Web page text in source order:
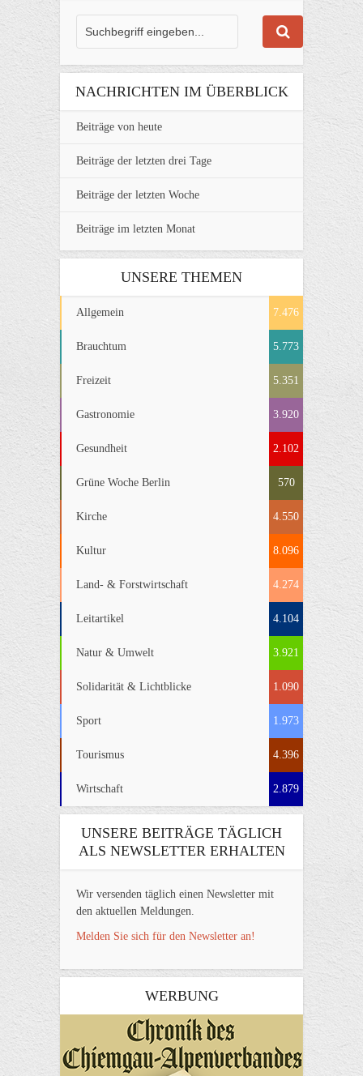
NACHRICHTEN IM ÜBERBLICK
Beiträge von heute
Beiträge der letzten drei Tage
Beiträge der letzten Woche
Beiträge im letzten Monat
UNSERE THEMEN
Allgemein 7.476
Brauchtum 5.773
Freizeit 5.351
Gastronomie 3.920
Gesundheit 2.102
Grüne Woche Berlin 570
Kirche 4.550
Kultur 8.096
Land- & Forstwirtschaft 4.274
Leitartikel 4.104
Natur & Umwelt 3.921
Solidarität & Lichtblicke 1.090
Sport 1.973
Tourismus 4.396
Wirtschaft 2.879
UNSERE BEITRÄGE TÄGLICH
ALS NEWSLETTER ERHALTEN
Wir versenden täglich einen Newsletter mit
den aktuellen Meldungen.
Melden Sie sich für den Newsletter an!
WERBUNG